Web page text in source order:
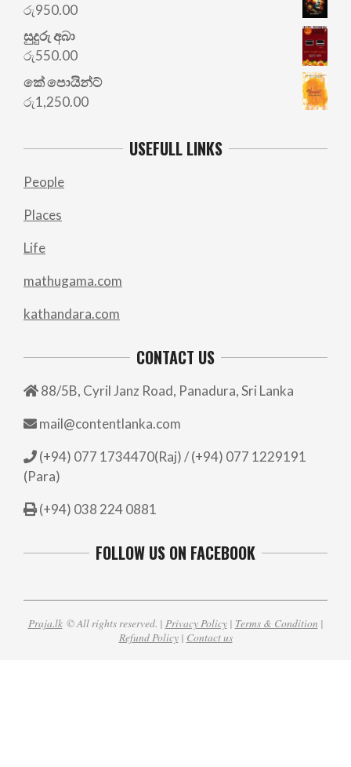
රු950.00
සුදුරු අබා
රු550.00
කේ පොයින්ට්
රු1,250.00
USEFULL LINKS
People
Places
Life
mathugama.com
kathandara.com
CONTACT US
88/5B, Cyril Janz Road, Panadura, Sri Lanka
mail@contentlanka.com
(+94) 077 1734470(Raj) / (+94) 077 1229191
(Para)
(+94) 038 224 0881
FOLLOW US ON FACEBOOK
Praja.lk© All rights reserved. | Privacy Policy| Terms & Condition |
Refund Policy| Contact us